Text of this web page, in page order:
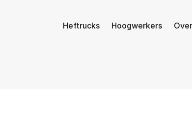
Heftrucks Hoogwerkers